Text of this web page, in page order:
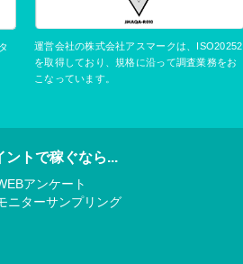
運営会社の株式会社アスマークは、ISO20252
を取得しており、規格に沿って調査業務をお
こなっています。
ントで稼ぐなら...
アンケート
ニターサンプリング